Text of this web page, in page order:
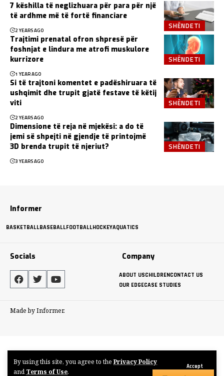
By using this site, you agree to the Privacy Policy
and Terms of Use.
Accept
SHËNDETI
7 këshilla të neglizhuara për para për një
të ardhme më të fortë financiare
2 YEARS AGO
SHËNDETI
Trajtimi prenatal ofron shpresë për
foshnjat e lindura me atrofi muskulore
kurrizore
1 YEAR AGO
SHËNDETI
Si të trajtoni komentet e padëshiruara të
ushqimit dhe trupit gjatë festave të këtij
viti
2 YEARS AGO
SHËNDETI
Dimensione të reja në mjekësi: a do të
jemi së shpejti në gjendje të printojmë
3D brenda trupit të njeriut?
3 YEARS AGO
Informer
BASKETBALLBASEBALLFOOTBALLHOCKEYAQUATICS
Socials Company
ABOUT USCHILDRENCONTACT US
OUR EDGECASE STUDIES
Made by Informer.